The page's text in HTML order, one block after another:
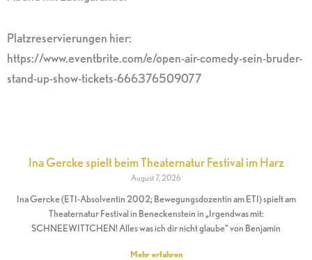
Platzreservierungen hier:
https://www.eventbrite.com/e/open-air-comedy-sein-bruder-
stand-up-show-tickets-666376509077
Ina Gercke spielt beim Theaternatur Festival im Harz
August 7, 2026
Ina Gercke (ETI-Absolventin 2002; Bewegungsdozentin am ETI) spielt am
Theaternatur Festival in Beneckenstein in „Irgendwas mit:
SCHNEEWITTCHEN! Alles was ich dir nicht glaube“ von Benjamin
Mehr erfahren